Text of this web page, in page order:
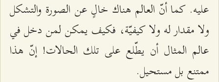
عليه. كما أنّ العالم هناك خالٍ عن الصورة والتشكل
ولا مقدار له ولا كيفيّة، فكيف يمكن لمن دخل في
عالم المثال أن يطّلع على تلك الحالات! إنّ هذا
ممتنع بل مستحيل.